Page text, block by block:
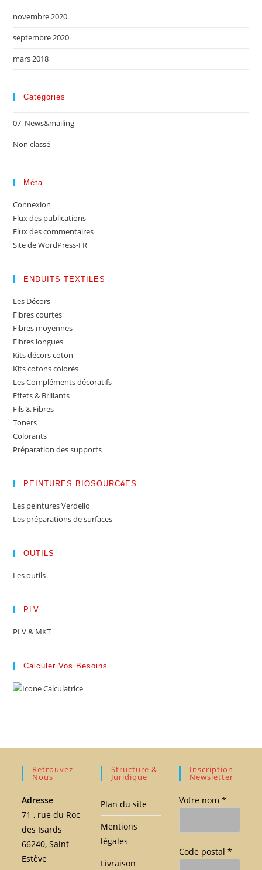
novembre 2020
septembre 2020
mars 2018
Catégories
07_News&mailing
Non classé
Méta
Connexion
Flux des publications
Flux des commentaires
Site de WordPress-FR
ENDUITS TEXTILES
Les Décors
Fibres courtes
Fibres moyennes
Fibres longues
Kits décors coton
Kits cotons colorés
Les Compléments décoratifs
Effets & Brillants
Fils & Fibres
Toners
Colorants
Préparation des supports
PEINTURES BIOSOURCéES
Les peintures Verdello
Les préparations de surfaces
OUTILS
Les outils
PLV
PLV & MKT
Calculer Vos Besoins
Retrouvez-
Nous
Adresse
71 , rue du Roc
des Isards
66240, Saint
Estève
Structure &
Juridique
Plan du site
Mentions
légales
Livraison
Inscription
Newsletter
Votre nom *
Code postal *